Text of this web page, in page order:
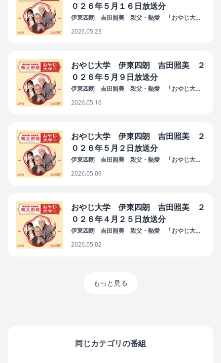
０２６年５月１６日放送分
伊東四朗 吉田照美 親父・熱愛 「おやじ大
2026.05.23
おやじ大学 伊東四朗 吉田照美 ２
０２６年５月９日放送分
伊東四朗 吉田照美 親父・熱愛 「おやじ大
2026.05.16
おやじ大学 伊東四朗 吉田照美 ２
０２６年５月２日放送分
伊東四朗 吉田照美 親父・熱愛 「おやじ大
2026.05.09
おやじ大学 伊東四朗 吉田照美 ２
０２６年４月２５日放送分
伊東四朗 吉田照美 親父・熱愛 「おやじ大
2026.05.02
もっと見る
同じカテゴリの番組